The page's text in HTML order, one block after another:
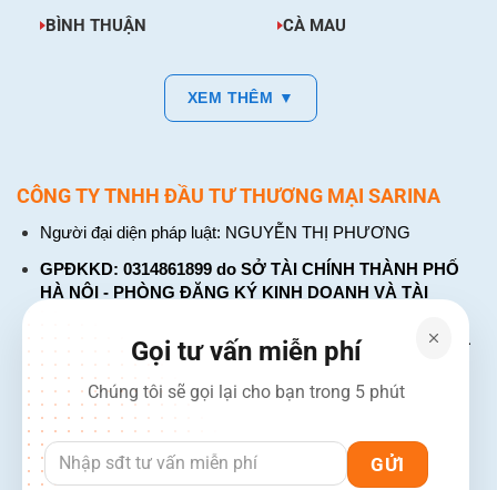
BÌNH THUẬN CÀ MAU
XEM THÊM ▼
CÔNG TY TNHH ĐẦU TƯ THƯƠNG MẠI SARINA
Người đại diện pháp luật: NGUYỄN THỊ PHƯƠNG
GPĐKKD: 0314861899 do SỞ TÀI CHÍNH THÀNH PHỐ
HÀ NỘI - PHÒNG ĐĂNG KÝ KINH DOANH VÀ TÀI
CHÍNH DOANH NGHIỆP cấp. Đăng ký lần đầu: ngày 26
tháng 01 năm 2018. Đăng ký thay đổi lần thứ: 4, ngày 31
tháng 03 năm 2026
226 Đường Láng, Đống Đa, Hà Nội
137 Đường Hòa Hưng, Phường 12, Quận 10, TP. Hồ Chí
Minh
Gọi tư vấn miễn phí
Chúng tôi sẽ gọi lại cho bạn trong 5 phút